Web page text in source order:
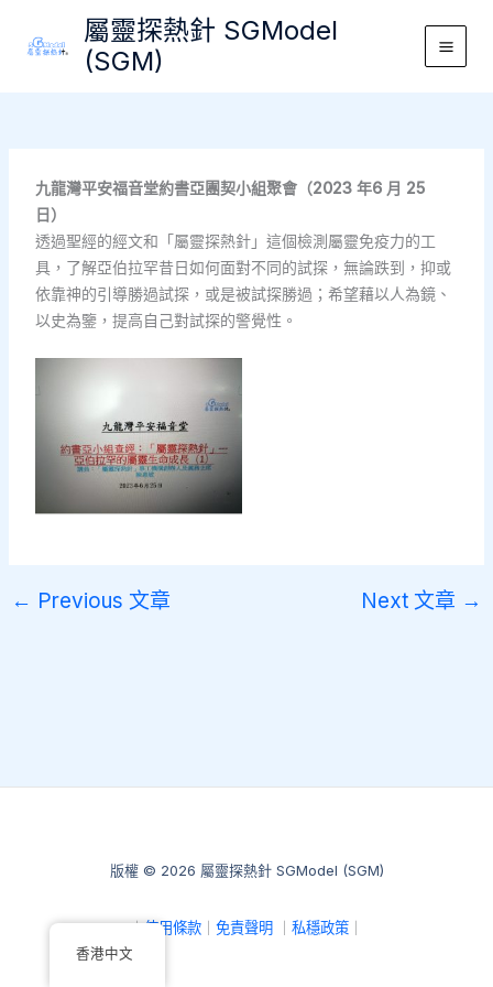
屬靈探熱針 SGModel
(SGM)
Main
九龍灣平安福音堂約書亞團契小組聚會（2023 年6 月 25
日）
透過聖經的經文和「屬靈探熱針」這個檢測屬靈免疫力的工
具，了解亞伯拉罕昔日如何面對不同的試探，無論跌到，抑或
依靠神的引導勝過試探，或是被試探勝過；希望藉以人為鏡、
以史為鑒，提高自己對試探的警覺性。
← Previous 文章 Next 文章 →
版權 © 2026 屬靈探熱針 SGModel (SGM)
｜使用條款 免責聲明 私穩政策
香港中文